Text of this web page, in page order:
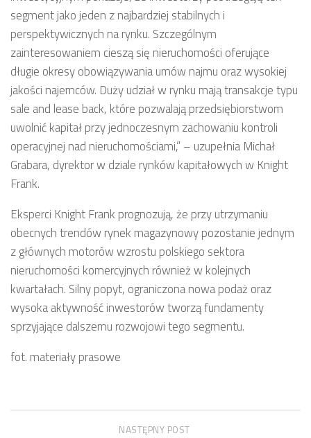
segment jako jeden z najbardziej stabilnych i
perspektywicznych na rynku. Szczególnym
zainteresowaniem cieszą się nieruchomości oferujące
długie okresy obowiązywania umów najmu oraz wysokiej
jakości najemców. Duży udział w rynku mają transakcje typu
sale and lease back, które pozwalają przedsiębiorstwom
uwolnić kapitał przy jednoczesnym zachowaniu kontroli
operacyjnej nad nieruchomościami,” – uzupełnia Michał
Grabara, dyrektor w dziale rynków kapitałowych w Knight
Frank.
Eksperci Knight Frank prognozują, że przy utrzymaniu
obecnych trendów rynek magazynowy pozostanie jednym
z głównych motorów wzrostu polskiego sektora
nieruchomości komercyjnych również w kolejnych
kwartałach. Silny popyt, ograniczona nowa podaż oraz
wysoka aktywność inwestorów tworzą fundamenty
sprzyjające dalszemu rozwojowi tego segmentu.
fot. materiały prasowe
NASTĘPNY POST